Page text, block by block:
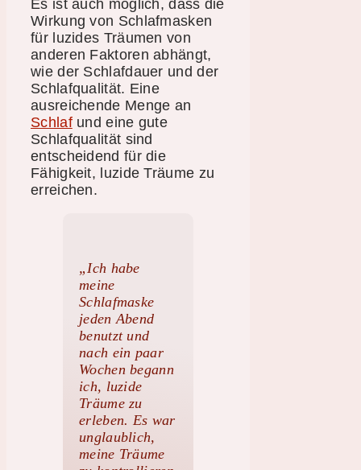
Es ist auch möglich, dass die
Wirkung von Schlafmasken
für luzides Träumen von
anderen Faktoren abhängt,
wie der Schlafdauer und der
Schlafqualität. Eine
ausreichende Menge an
Schlafund eine gute
Schlafqualität sind
entscheidend für die
Fähigkeit, luzide Träume zu
erreichen.
„Ich habe
meine
Schlafmaske
jeden Abend
benutzt und
nach ein paar
Wochen begann
ich, luzide
Träume zu
erleben. Es war
unglaublich,
meine Träume